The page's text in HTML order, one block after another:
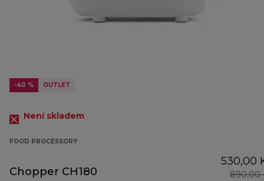
-40 % OUTLET
Není skladem
FOOD PROCESSORY
Chopper CH180
530,00
890,00